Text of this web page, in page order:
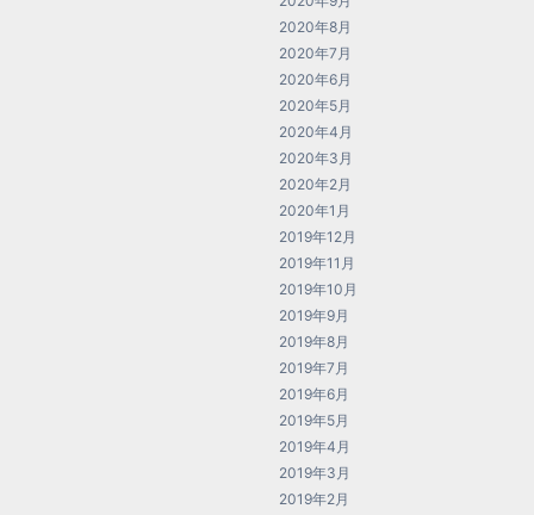
2020年8月
2020年7月
2020年6月
2020年5月
2020年4月
2020年3月
2020年2月
2020年1月
2019年12月
2019年11月
2019年10月
2019年9月
2019年8月
2019年7月
2019年6月
2019年5月
2019年4月
2019年3月
2019年2月